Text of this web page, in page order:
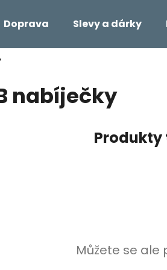
Doprava Slevy a dárky
nabíječky
Můžete se
najít?